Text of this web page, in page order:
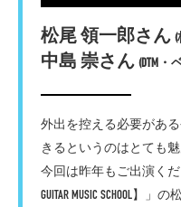
松尾 領一郎さん (
中島 崇さん (DTM・
外出を控える必要があ
きるというのはとても魅
今回は昨年もご出演くだ
GUITAR MUSIC SCHOOL